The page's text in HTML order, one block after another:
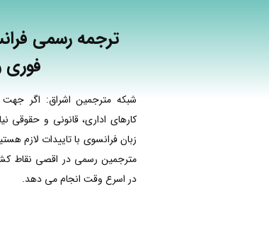
ترجمه رسمی
فوری
شبکه مترجمین اشراق: اگر
کارهای اداری، قانونی و حقوقی
زبان فرانسوی با تاییدات لازم
مترجمین رسمی در اقصی نقاط
در اسرع وقت انجام می دهد.